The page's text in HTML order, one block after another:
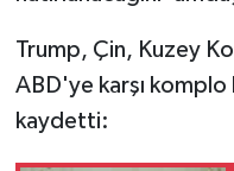
Trump, Çin, Kuzey
ABD'ye karşı komplo
kaydetti: